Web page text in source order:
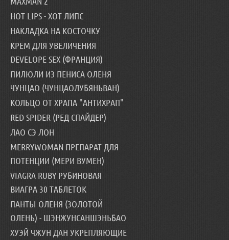
HOT LIPS - ХОТ ЛИПС
НАКЛАДКА НА КОСТОЧКУ
КРЕМ ДЛЯ УВЕЛИЧЕНИЯ
DEVELOPE SEX (ФРАНЦИЯ)
ПИЛЮЛИ ИЗ ПЕНИСА ОЛЕНЯ
ЧУНЦАО (ЧУНЦАОЛУБЯНЬВАН)
КОЛЬЦО ОТ ХРАПА "АНТИХРАП"
RED SPIDER (РЕД СПАЙДЕР)
ЛАО СЭ ЛОН
MERRYWOMAN ПРЕПАРАТ ДЛЯ
ПОТЕНЦИИ (МЕРИ ВУМЕН)
VIAGRA RUBY РУБИНОВАЯ
ВИАГРА 30 ТАБЛЕТОК
ПАНТЫ ОЛЕНЯ (ЗОЛОТОЙ
ОЛЕНЬ) - ШЭНЖУНСАНШЭНЬБАО
ХУЭЙ ЧЖУН ДАН УКРЕПЛЯЮЩИЕ